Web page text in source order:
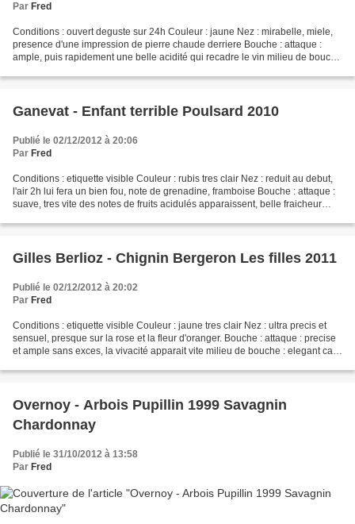
Par Fred
Conditions : ouvert deguste sur 24h Couleur : jaune Nez : mirabelle, miele,
presence d'une impression de pierre chaude derriere Bouche : attaque :
ample, puis rapidement une belle acidité qui recadre le vin milieu de bouche
Ganevat - Enfant terrible Poulsard 2010
Publié le 02/12/2012 à 20:06
Par Fred
Conditions : etiquette visible Couleur : rubis tres clair Nez : reduit au debut,
l'air 2h lui fera un bien fou, note de grenadine, framboise Bouche : attaque :
suave, tres vite des notes de fruits acidulés apparaissent, belle fraicheur
Gilles Berlioz - Chignin Bergeron Les filles 2011
Publié le 02/12/2012 à 20:02
Par Fred
Conditions : etiquette visible Couleur : jaune tres clair Nez : ultra precis et
sensuel, presque sur la rose et la fleur d'oranger. Bouche : attaque : precise
et ample sans exces, la vivacité apparait vite milieu de bouche : elegant car
Overnoy - Arbois Pupillin 1999 Savagnin
Chardonnay
Publié le 31/10/2012 à 13:58
Par Fred